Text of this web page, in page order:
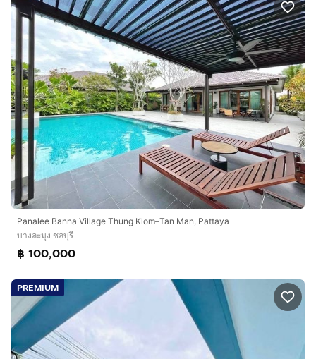
Panalee Banna Village Thung Klom–Tan Man, Pattaya
บางละมุง ชลบุรี
฿ 100,000
PREMIUM